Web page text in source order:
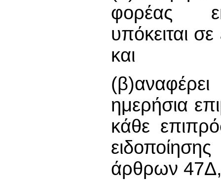
φορέας
υπόκειται
και
ημερήσια
κάθε
άρθρων